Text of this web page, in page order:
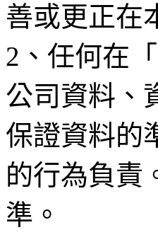
善或更正在
2、任何在
公司資料、
保證資料的
的行為負責
準。